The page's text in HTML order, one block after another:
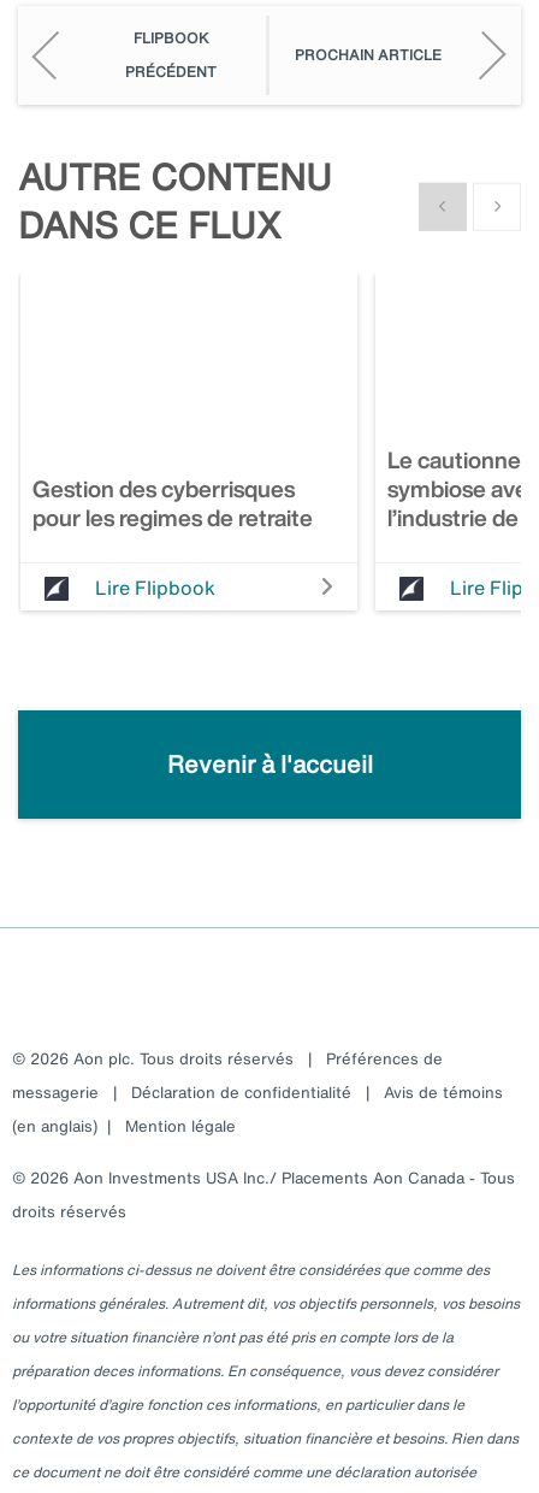
FLIPBOOK
PRÉCÉDENT
PROCHAIN ARTICLE
AUTRE CONTENU
DANS CE FLUX
Show previous
Show
Gestion des cyberrisques
pour les regimes de retraite
Lire Flipbook
Le
symbiose
l’industrie de
Lire
Revenir à l'accueil
© 2026 Aon plc. Tous droits réservés | Préférences de
messagerie | Déclaration de confidentialité | Avis de témoins
(en anglais) | Mention légale
© 2026 Aon Investments USA Inc./ Placements Aon Canada - Tous
droits réservés
Les informations ci-dessus ne doivent être considérées que comme des
informations générales. Autrement dit, vos objectifs personnels, vos besoins
ou votre situation financière n’ont pas été pris en compte lors de la
préparation deces informations. En conséquence, vous devez considérer
l’opportunité d’agire fonction ces informations, en particulier dans le
contexte de vos propres objectifs, situation financière et besoins. Rien dans
ce document ne doit être considéré comme une déclaration autorisée